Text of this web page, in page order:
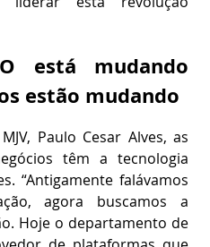
está mudando
estão mudando
Paulo Cesar Alves, as
têm a tecnologia
“Antigamente falávamos
agora buscamos a
Hoje o departamento de